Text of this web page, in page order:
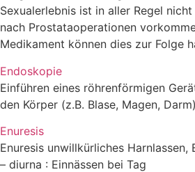
Sexualerlebnis ist in aller Regel
nach Prostataoperationen
Medikament können dies zur Folge
Endoskopie
Einführen eines röhrenförmigen
den Körper (z.B. Blase, Magen,
Enuresis
Enuresis unwillkürliches Harnlassen,
– diurna : Einnässen bei Tag